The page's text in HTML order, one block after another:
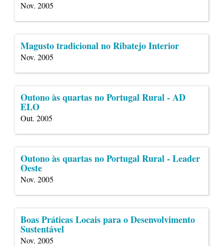
Nov. 2005
Magusto tradicional no Ribatejo Interior
Nov. 2005
Outono às quartas no Portugal Rural - AD
ELO
Out. 2005
Outono às quartas no Portugal Rural - Leader
Oeste
Nov. 2005
Boas Práticas Locais para o Desenvolvimento
Sustentável
Nov. 2005